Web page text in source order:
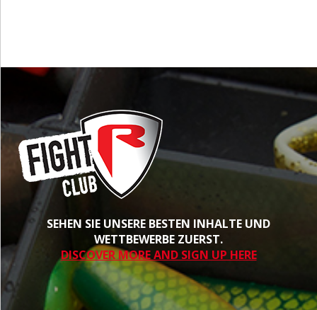
SEHEN SIE UNSERE BESTEN INHALTE UND
WETTBEWERBE ZUERST.
DISCOVER MORE AND SIGN UP HERE